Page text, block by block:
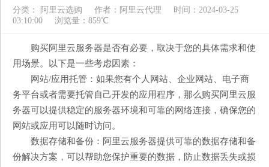
分类： 阿里云选购 作者： 阿里云代理
时间：2024-03-25
03:10:00
浏览量：859℃
购买阿里云服务器是否有必要，取决于您的具体需求和使
用场景。以下是一些考虑因素：
网站/应用托管：如果您有个人网站、企业网站、电子商
务平台或者需要托管自己开发的应用程序，那么购买阿里云服
务器可以提供稳定的服务器环境和可靠的网络连接，确保您的
网站或应用可以随时访问。
数据存储和备份：阿里云服务器提供可靠的数据存储和备
份解决方案，可以帮助您保护重要的数据，防止数据丢失或损